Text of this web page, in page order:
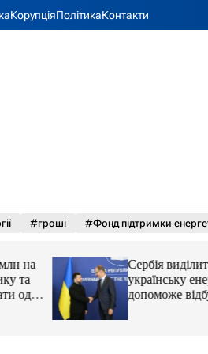
КорупціяПолітикаКонтакти
#гроші #Фонд підтримки
на
Сербія виділить
українську
допоможе
з міст